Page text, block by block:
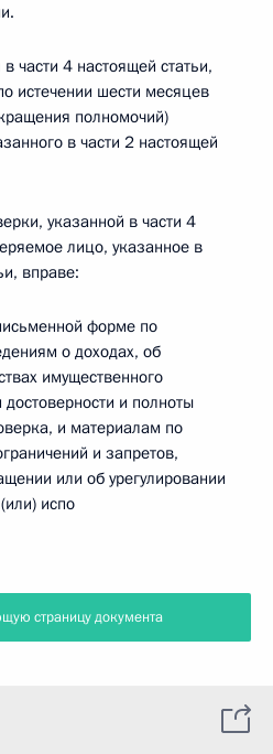
части 4 настоящей статьи,
истечении шести месяцев
полномочий)
в части 2 настоящей
указанной в части 4
лицо, указанное в
вправе:
форме по
о доходах, об
имущественного
и полноты
и материалам по
и запретов,
или об урегулировании
испо
страницу документа